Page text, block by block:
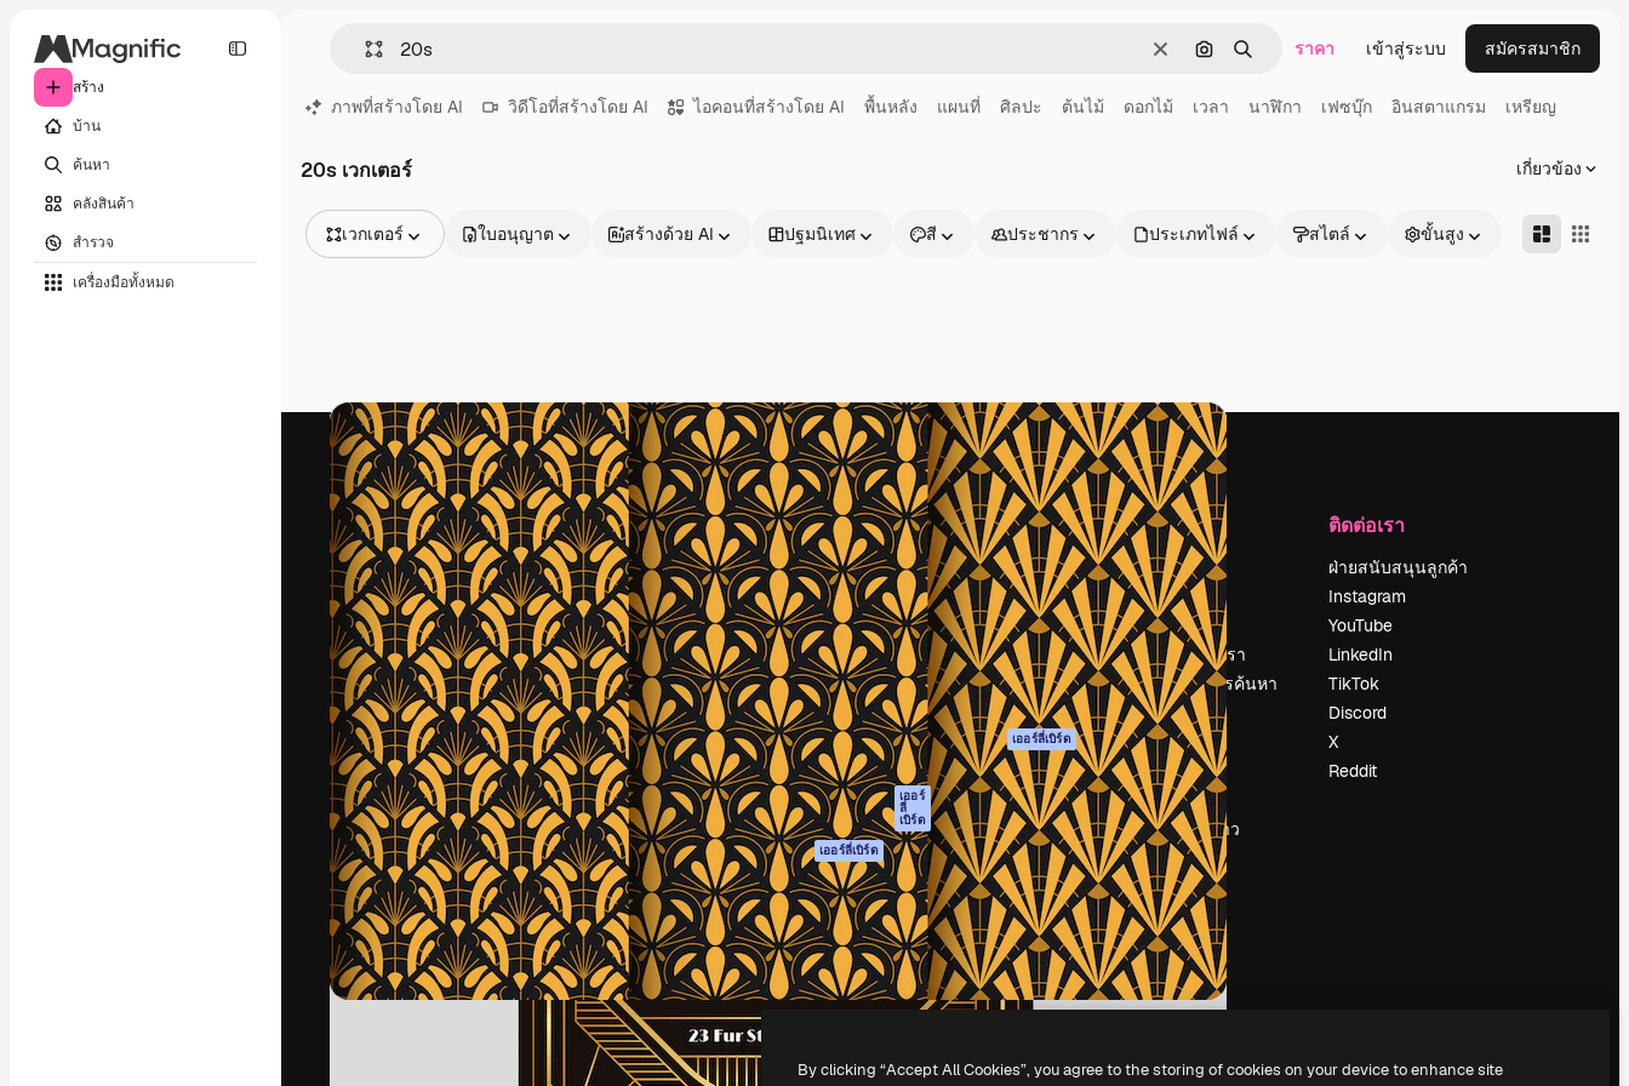
สร้าง
บ้าน
ค้นหา
คลังสินค้า
สำรวจ
เครื่องมือทั้งหมด
ชัดเจนค้นหาตามรูปภาพ
ค้นหา ราคา เข้าสู่ระบบ สมัครสมาชิก
ภาพที่สร้างโดย AI วิดีโอที่สร้างโดย AI ไอคอนที่สร้างโดย AI พื้นหลัง แผนที่ ศิลปะ ต้นไม้ ดอกไม้ เวลา นาฬิกา เฟซบุ๊ก อินสตาแกรม เหรียญ
20s เวกเตอร์ เกี่ยวข้อง
เวกเตอร์
วิดีโอ
คลิปวิดีโอ
โมชั่นกราฟิก
เทมเพลตวิดีโอ
ไอคอน
แบบจำลอง 3 มิติ
แบบอักษร
ใบอนุญาต สร้างด้วย AI ปฐมนิเทศ สี ประชากร ประเภทไฟล์ สไตล์ ขั้นสูง
แพลตฟอร์มสร้างสรรค์เพื่อผลักดันผลงานที่ดี
ที่สุดของคุณ ผู้ใช้งานกว่า 1 ล้านราย
ครอบคลุมทั้งครีเอทีฟ, บริษัท, เอเจนซี และสตูดิ
โอ
ภาษาไทย
ผลิตภัณฑ์
Spaces
ผู้ช่วย AI
เครื่องมือสร้าง
รูปภาพด้วย AI
เครื่องมือสร้างวิดีโอ
ด้วย AI
เครื่องกำเนิดเสียง AI
สต็อกเนื้อหา
MCP สำหรับ
Claude/ChatGPT
เออร์
ลี่
เบิร์ด
Agents เออร์ลี่เบิร์ด
เอพีไอ
แอปมือถือ
เครื่องมือ Magnific
ทั้งหมด
เริ่มต้นใช้งาน
Academy
เอกสาร
การสนับสนุน
เงื่อนไขการใช้งาน
นโยบายความเป็น
ส่วนตัว
ต้นฉบับ เออร์ลี่เบิร์ด
นโยบายคุกกี้
ศูนย์ความน่าเชื่อถือ
พันธมิตร
ธุรกิจ
บริษัท
ราคา
เกี่ยวกับเรา
รีวิว
ร่วมงานกับเรา
แนวโน้มการค้นหา
บล็อก
กิจกรรม
Slidesgo
ขายเนื้อหา
ห้องแถลงข่าว
กำลังมองหา
magnific.ai
ติดต่อเรา
ฝ่ายสนับสนุนลูกค้า
Instagram
YouTube
LinkedIn
TikTok
Discord
X
Reddit
2026Freepik Company S.L.U. สงวนลิขสิทธิ์
By clicking “Accept All Cookies”, you agree to the storing of cookies on your device to enhance site